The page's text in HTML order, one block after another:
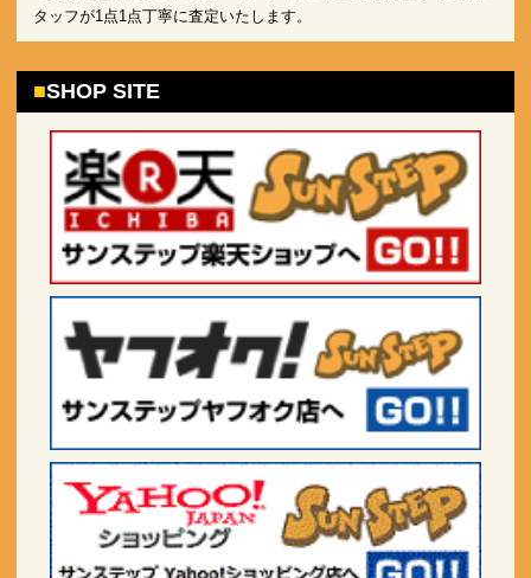
タッフが1点1点丁寧に査定いたします。
SHOP SITE